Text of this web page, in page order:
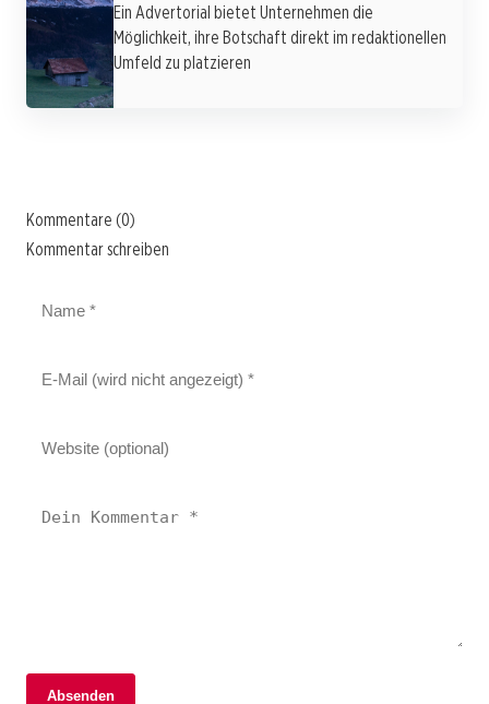
Ein Advertorial bietet Unternehmen die
Möglichkeit, ihre Botschaft direkt im redaktionellen
Umfeld zu platzieren
Kommentare (0)
Kommentar schreiben
Absenden